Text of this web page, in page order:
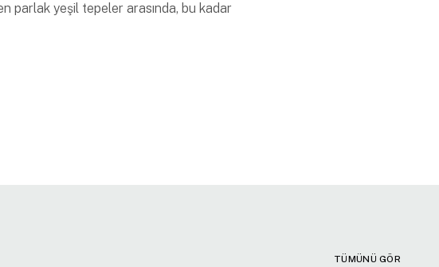
parlak yeşil tepeler arasında, bu kadar
TÜMÜNÜ GÖR